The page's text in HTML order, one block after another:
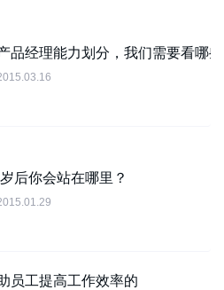
品经理能力划分，我们需要看哪
后你会站在哪里？
员工提高工作效率的